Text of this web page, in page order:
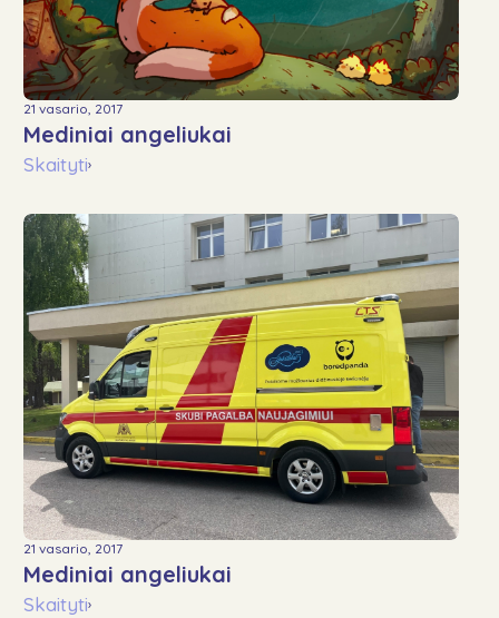
21 vasario, 2017
Mediniai angeliukai
Skaityti›
21 vasario, 2017
Mediniai angeliukai
Skaityti›